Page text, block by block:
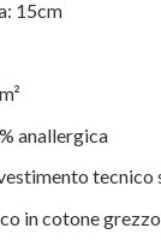
15cm
anallergica
tecnico
in cotone